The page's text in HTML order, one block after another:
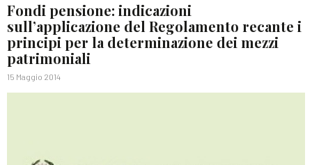
Fondi pensione: indicazioni
sull’applicazione del Regolamento recante i
principi per la determinazione dei mezzi
patrimoniali
15 Maggio 2014